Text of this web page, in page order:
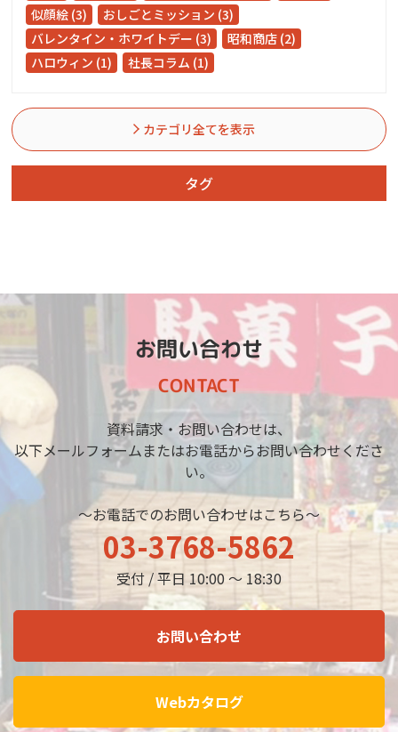
似顔絵 (3)
おしごとミッション (3)
バレンタイン・ホワイトデー (3)
昭和商店 (2)
ハロウィン (1)
社長コラム (1)
カテゴリ全てを表示
タグ
お問い合わせ
CONTACT
資料請求・お問い合わせは、
以下メールフォームまたはお電話からお問い合わせくださ
い。
～お電話でのお問い合わせはこちら～
03-3768-5862
受付 / 平日 10:00 ～ 18:30
お問い合わせ
Webカタログ